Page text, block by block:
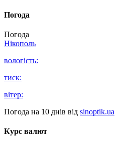
Погода
Погода
Нікополь
вологість:
тиск:
вітер:
Погода на 10 днів від sinoptik.ua
Курс валют